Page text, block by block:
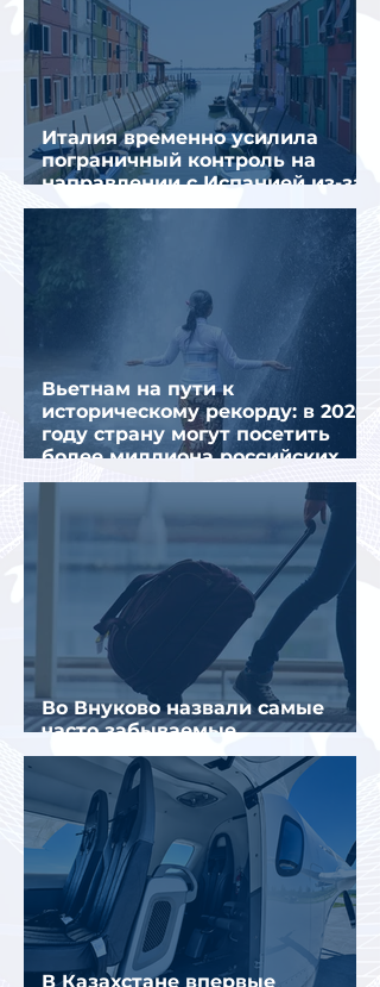
Италия временно усилила
пограничный контроль на
направлении с Испанией из-за
миграционного кризиса
Вьетнам на пути к
историческому рекорду: в 2026
году страну могут посетить
более миллиона российских
туристов
Во Внуково назвали самые
часто забываемые
пассажирами вещи
В Казахстане впервые